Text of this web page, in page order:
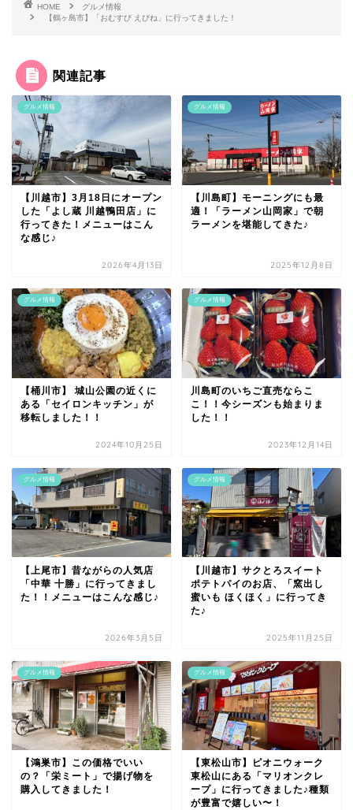
HOME
グルメ情報
【鶴ヶ島市】「おむすび えびね」に行ってきました！
関連記事
グルメ情報
【川越市】3月18日にオープン
した「よし蔵 川越鴨田店」に
行ってきた！メニューはこん
な感じ♪
2026年4月13日
グルメ情報
【川島町】モーニングにも最
適！「ラーメン山岡家」で朝
ラーメンを堪能してきた♪
2025年12月8日
グルメ情報
【桶川市】 城山公園の近くに
ある「セイロンキッチン」が
移転しました！！
2024年10月25日
グルメ情報
川島町のいちご直売ならこ
こ！！今シーズンも始まりま
した！！
2023年12月14日
グルメ情報
【上尾市】昔ながらの人気店
「中華 十勝」に行ってきまし
た！！メニューはこんな感じ♪
2026年3月5日
グルメ情報
【川越市】サクとろスイート
ポテトパイのお店、「窯出し
蜜いも ほくほく」に行ってき
た♪
2025年11月25日
グルメ情報
【鴻巣市】この価格でいい
の？「栄ミート」で揚げ物を
購入してきました！
グルメ情報
【東松山市】ピオニウォーク
東松山にある「マリオンクレ
ープ」に行ってきました♪種類
が豊富で嬉しい〜！